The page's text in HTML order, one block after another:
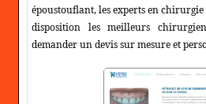
époustouflant, les experts en
disposition les meilleurs
demander un devis sur mesure et